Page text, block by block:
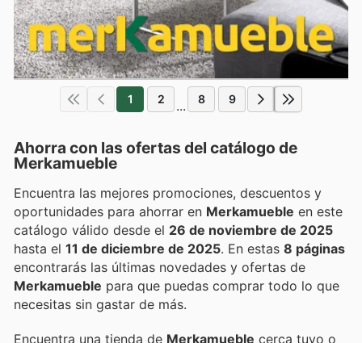
1 2 ... 8 9
Ahorra con las ofertas del catálogo de
Merkamueble
Encuentra las mejores promociones, descuentos y
oportunidades para ahorrar en Merkamueble en este
catálogo válido desde el 26 de noviembre de 2025
hasta el 11 de diciembre de 2025 . En estas 8 páginas
encontrarás las últimas novedades y ofertas de
Merkamueble para que puedas comprar todo lo que
necesitas sin gastar de más.
Encuentra una tienda de Merkamueble cerca tuyo o